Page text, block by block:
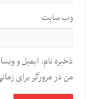
وب‌ سایت
ذخیره نام، ایمیل و
من در مرورگر برای